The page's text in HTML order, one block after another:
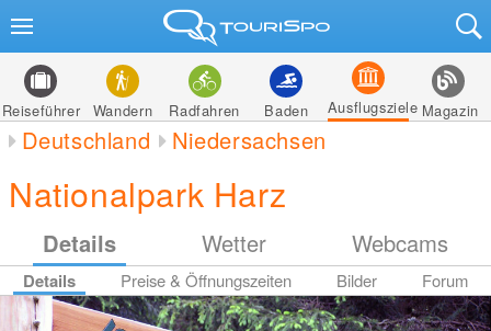
Reiseführer Wandern Radfahren Baden Ausflugsziele Magazin
Deutschland Niedersachsen
Nationalpark Harz
Details Wetter Webcams
Details Preise & Öffnungszeiten Bilder Forum